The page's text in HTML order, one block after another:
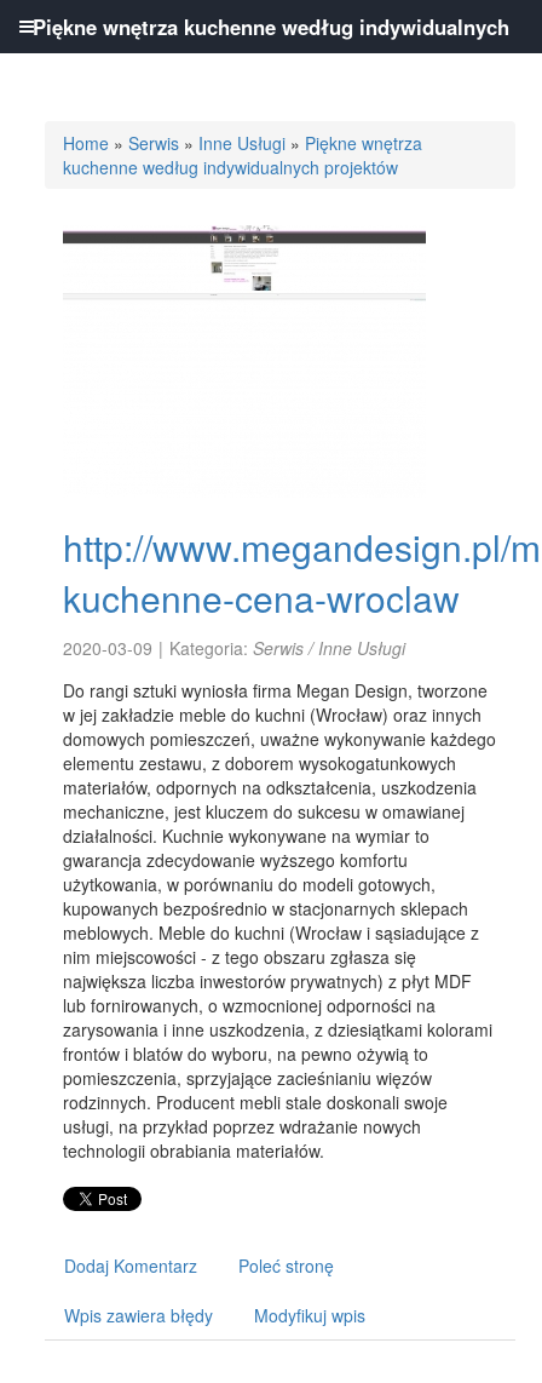
Home »Serwis » Inne Usługi » Piękne wnętrza
kuchenne według indywidualnych projektów
http://www.megandesign.pl/
kuchenne-cena-wroclaw
2020-03-09 | Kategoria:Serwis / Inne Usługi
Do rangi sztuki wyniosła firma Megan Design, tworzone
w jej zakładzie meble do kuchni (Wrocław) oraz innych
domowych pomieszczeń, uważne wykonywanie każdego
elementu zestawu, z doborem wysokogatunkowych
materiałów, odpornych na odkształcenia, uszkodzenia
mechaniczne, jest kluczem do sukcesu w omawianej
działalności. Kuchnie wykonywane na wymiar to
gwarancja zdecydowanie wyższego komfortu
użytkowania, w porównaniu do modeli gotowych,
kupowanych bezpośrednio w stacjonarnych sklepach
meblowych. Meble do kuchni (Wrocław i sąsiadujące z
nim miejscowości - z tego obszaru zgłasza się
największa liczba inwestorów prywatnych) z płyt MDF
lub fornirowanych, o wzmocnionej odporności na
zarysowania i inne uszkodzenia, z dziesiątkami kolorami
frontów i blatów do wyboru, na pewno ożywią to
pomieszczenia, sprzyjające zacieśnianiu więzów
rodzinnych. Producent mebli stale doskonali swoje
usługi, na przykład poprzez wdrażanie nowych
technologii obrabiania materiałów.
Dodaj Komentarz Poleć stronę
Wpis zawiera błędy Modyfikuj wpis
Piękne wnętrza kuchenne według indywidualnych